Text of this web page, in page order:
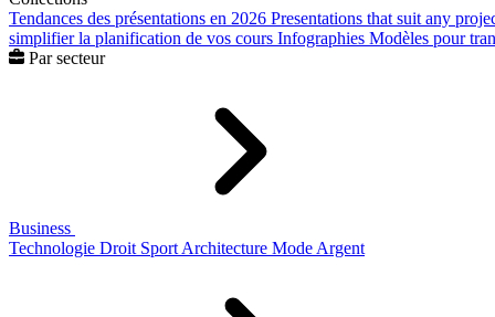
Tendances des présentations en 2026 Presentations that suit any
simplifier la planification de vos cours Infographies Modèles pour
Par secteur
Business
Technologie Droit Sport Architecture Mode Argent